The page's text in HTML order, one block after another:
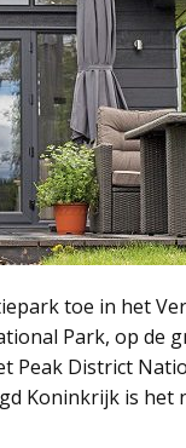
toe in het
Park, op de
Peak District
Koninkrijk is het